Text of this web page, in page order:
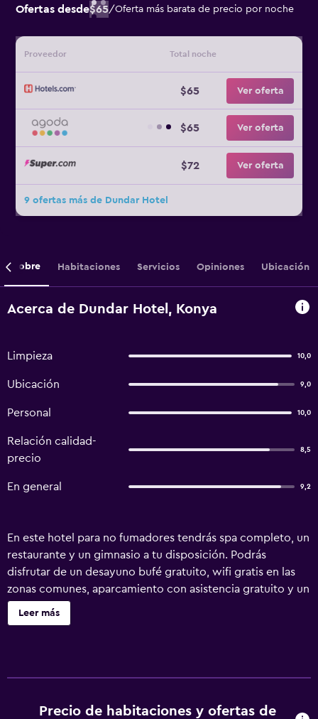
Ofertas desde$65/Oferta más barata de precio por noche
Proveedor Total noche
$65 Ver oferta
$65 Ver oferta
$72 Ver oferta
9 ofertas más de Dundar Hotel
Sobre Habitaciones Servicios Opiniones Ubicación
Acerca de Dundar Hotel, Konya
Limpieza 10,0
Ubicación 9,0
Personal 10,0
Relación calidad-
precio
8,5
En general 9,2
En este hotel para no fumadores tendrás spa completo, un
restaurante y un gimnasio a tu disposición. Podrás
disfrutar de un desayuno bufé gratuito, wifi gratis en las
zonas comunes, aparcamiento con asistencia gratuito y un
detalle de bienvenida gratuito. También encontrarás un
bar o lounge, una sauna y una cafetería. Dundar Hotel
Este hotel en Konya ofrece acceso a Internet wifi gratis.
Leer más
Precio de habitaciones y ofertas de